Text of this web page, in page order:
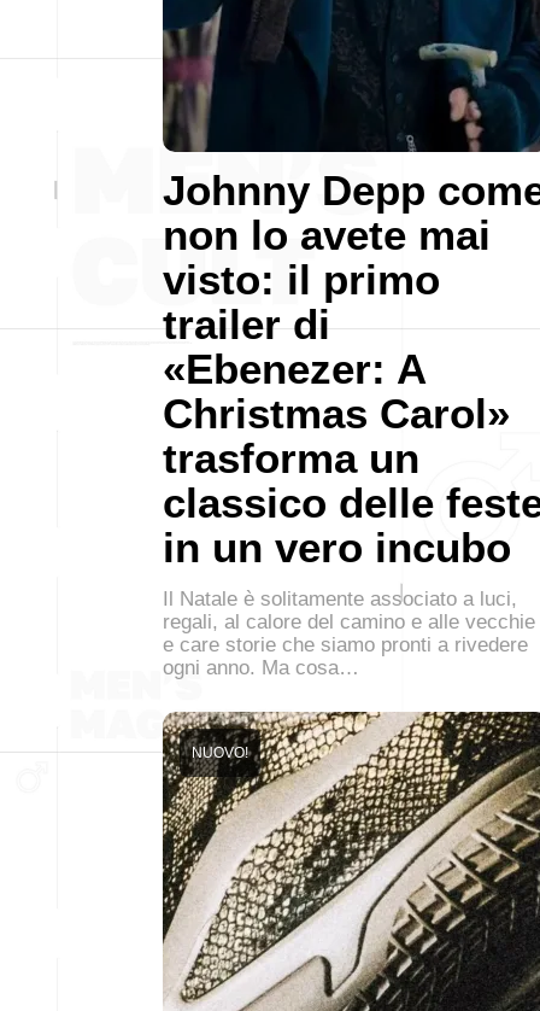
Johnny Depp
non lo avete mai
visto: il primo
trailer di
«Ebenezer: A
Christmas Carol»
trasforma un
classico delle
in un vero incubo
Il Natale è solitamente associato a luci,
regali, al calore del camino e alle vecchie
e care storie che siamo pronti a rivedere
ogni anno. Ma cosa…
NUOVO!